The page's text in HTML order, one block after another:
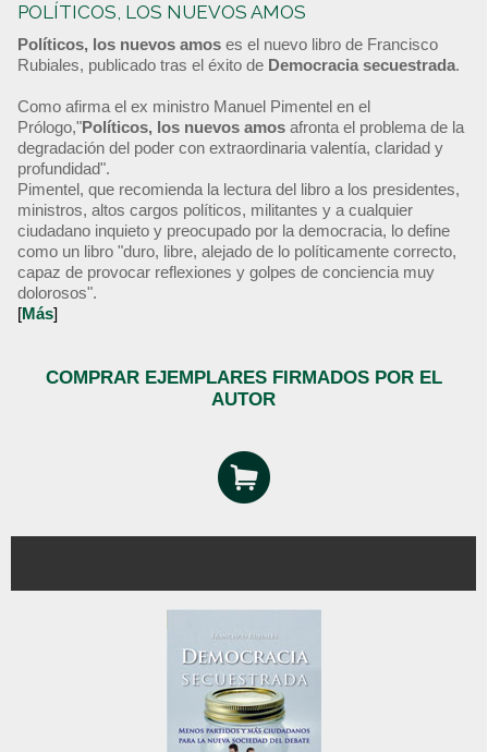
POLÍTICOS, LOS NUEVOS AMOS
Políticos, los nuevos amos es el nuevo libro de Francisco
Rubiales, publicado tras el éxito de Democracia secuestrada.
Como afirma el ex ministro Manuel Pimentel en el
Prólogo,"Políticos, los nuevos amos afronta el problema de la
degradación del poder con extraordinaria valentía, claridad y
profundidad".
Pimentel, que recomienda la lectura del libro a los presidentes,
ministros, altos cargos políticos, militantes y a cualquier
ciudadano inquieto y preocupado por la democracia, lo define
como un libro "duro, libre, alejado de lo políticamente correcto,
capaz de provocar reflexiones y golpes de conciencia muy
dolorosos".
[Más]
COMPRAR EJEMPLARES FIRMADOS POR EL
AUTOR